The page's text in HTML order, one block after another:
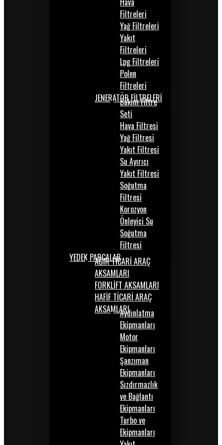
Filtreleri
Yağ Filtreleri
Yakıt
Filtreleri
Lpg Filtreleri
Polen
Filtreleri
JENERATÖR FİLTRELERİ
Bakım Filtre
Seti
Hava Filtresi
Yağ Filtresi
Yakıt Filtresi
Su Ayırıcı
Yakıt Filtresi
Soğutma
Filtresi
Korozyon
Önleyici Su
Soğutma
Filtresi
YEDEK PARÇALARAĞIR TİCARİ ARAÇ
AKSAMLARI
FORKLİFT AKSAMLARI
HAFİF TİCARİ ARAÇ
AKSAMLARIAydınlatma
Ekipmanları
Motor
Ekipmanları
Şanzıman
Ekipmanları
Sızdırmazlık
ve Bağlantı
Ekipmanları
Turbo ve
Ekipmanları